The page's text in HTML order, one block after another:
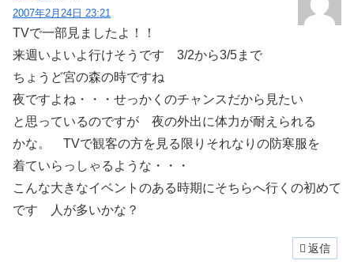
2007年2月24日 23:21
TVで一部見ましたよ！！
来週いよいよ行けそうです 3/2から3/5まで
ちょうど宮の森の時ですね
夜ですよね・・・せっかくのチャンスだから見たい
と思っているのですが 夜の外出に体力が耐えられる
かな。 TVで観客の方を見る限りそれなりの防寒服を
着ていらっしゃるような・・・
こんな大きなイベントのある時期にそちらへ行くの初めて
です 人が多いかな？
返信